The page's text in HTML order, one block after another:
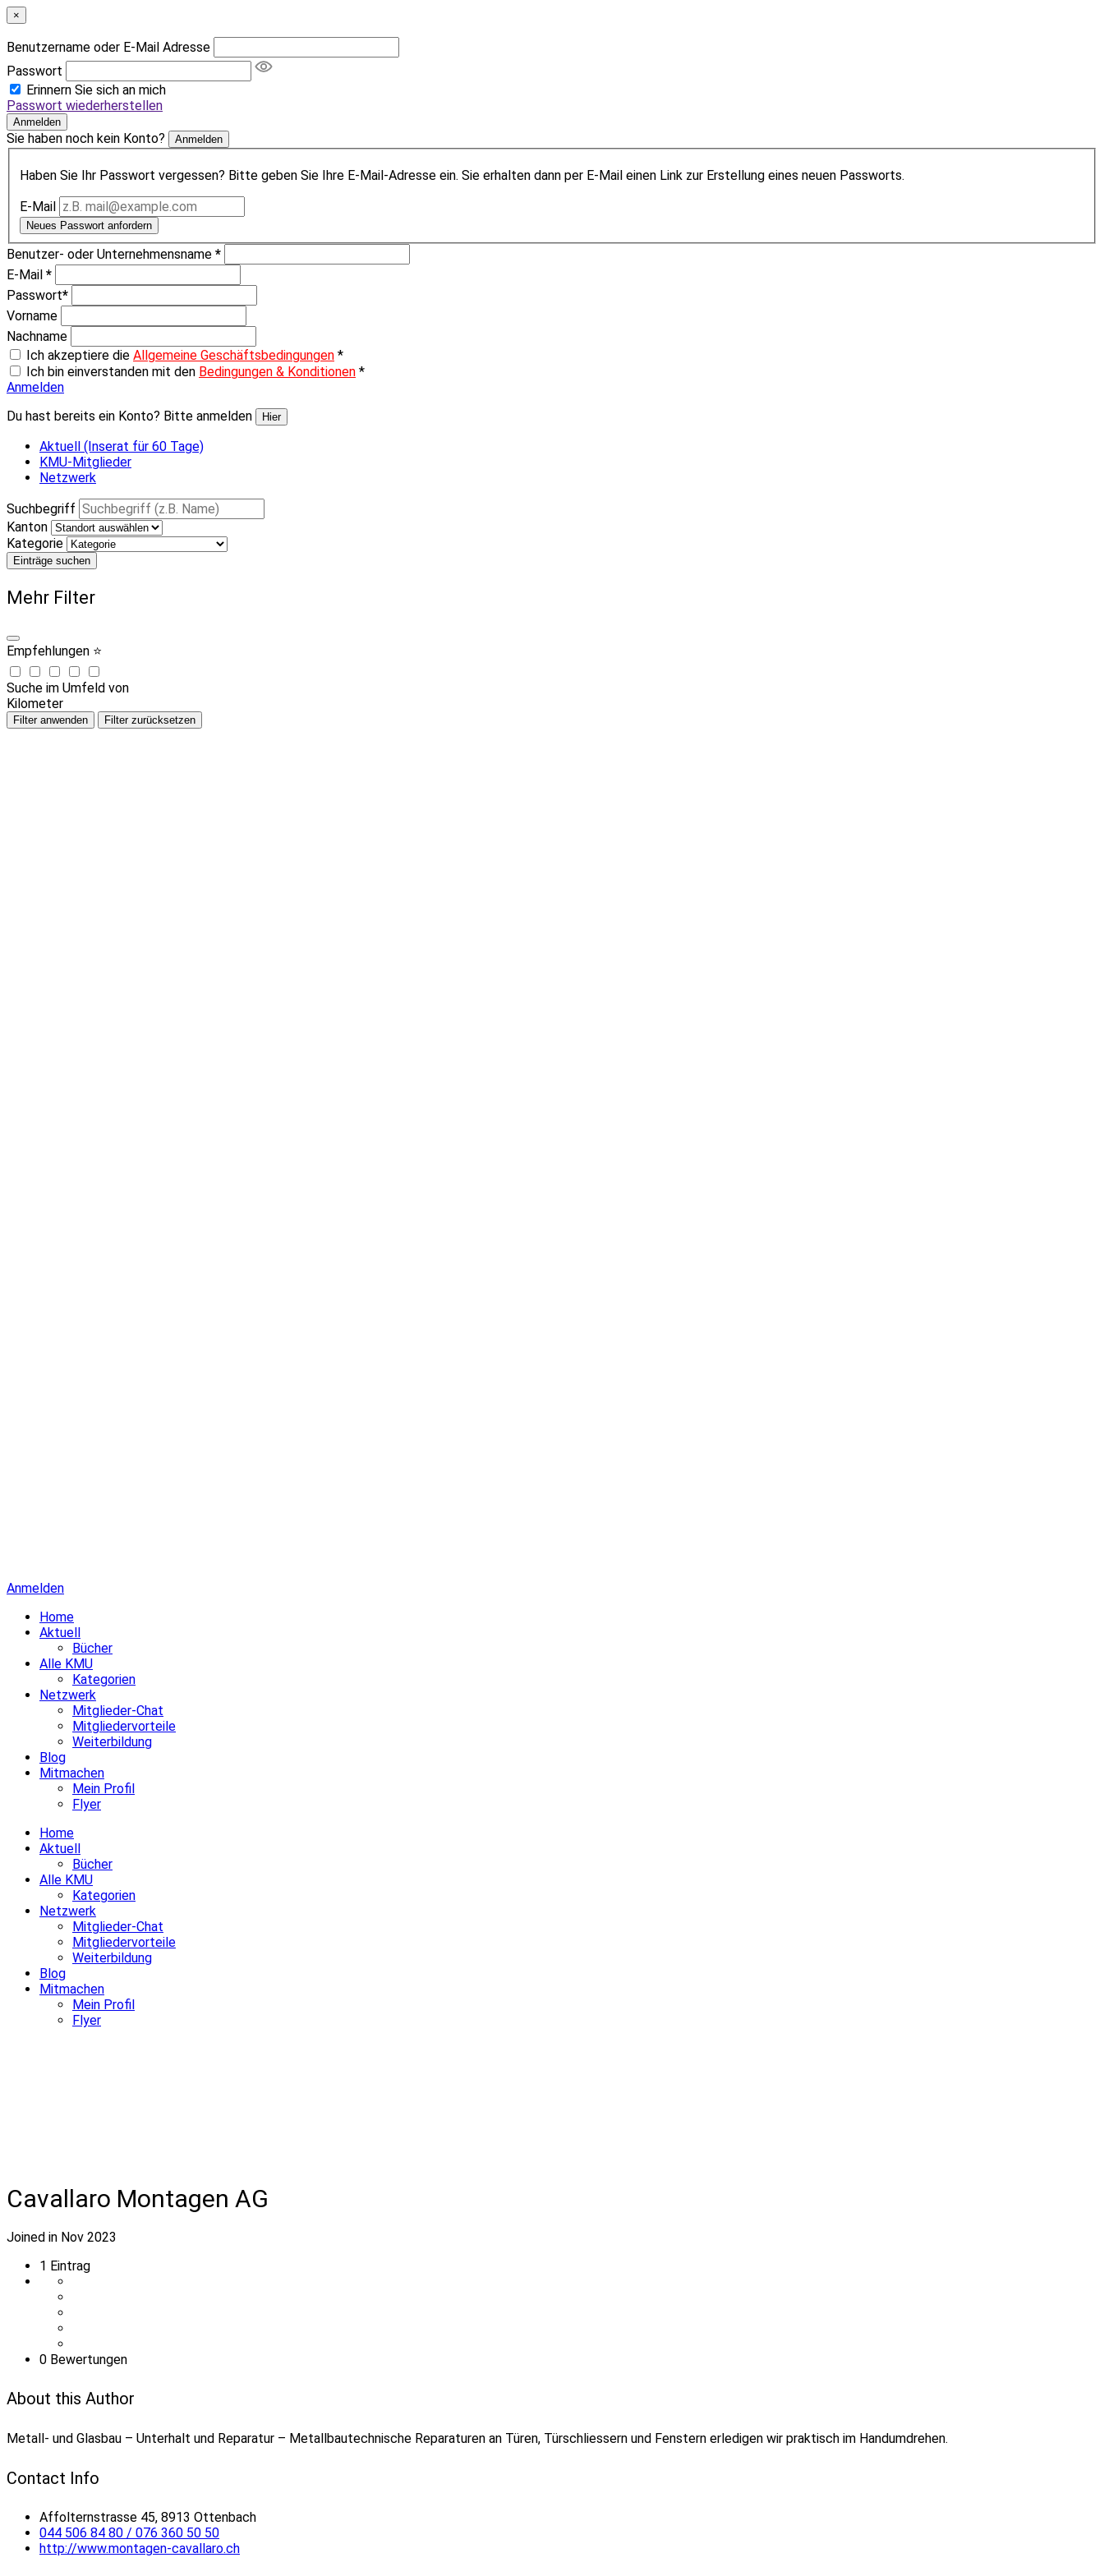
×
Benutzername oder E-Mail Adresse
Passwort
Erinnern Sie sich an mich
Passwort wiederherstellen
Anmelden
Sie haben noch kein Konto? Anmelden
Haben Sie Ihr Passwort vergessen? Bitte geben Sie Ihre E-Mail-Adresse ein. Sie erhalten dann per E-Mail einen Link zur Erstellung eines neuen Passworts.
E-Mail
Neues Passwort anfordern
Benutzer- oder Unternehmensname *
E-Mail *
Passwort*
Vorname
Nachname
Ich akzeptiere die Allgemeine Geschäftsbedingungen *
Ich bin einverstanden mit den Bedingungen & Konditionen *
Anmelden
Du hast bereits ein Konto? Bitte anmelden
Hier
Aktuell (Inserat für 60 Tage)
KMU-Mitglieder
Netzwerk
Suchbegriff
Kanton
Kategorie
Einträge suchen
Mehr Filter
Empfehlungen ⭐
Suche im Umfeld von
Kilometer
Filter anwenden Filter zurücksetzen
Anmelden
Home
Aktuell
Bücher
Alle KMU
Kategorien
Netzwerk
Mitglieder-Chat
Mitgliedervorteile
Weiterbildung
Blog
Mitmachen
Mein Profil
Flyer
Home
Aktuell
Bücher
Alle KMU
Kategorien
Netzwerk
Mitglieder-Chat
Mitgliedervorteile
Weiterbildung
Blog
Mitmachen
Mein Profil
Flyer
Cavallaro Montagen AG
Joined in Nov 2023
1 Eintrag
0 Bewertungen
About this Author
Metall- und Glasbau – Unterhalt und Reparatur – Metallbautechnische Reparaturen an Türen, Türschliessern und Fenstern erledigen wir praktisch im Handumdrehen.
Contact Info
Affolternstrasse 45, 8913 Ottenbach
044 506 84 80 / 076 360 50 50
http://www.montagen-cavallaro.ch